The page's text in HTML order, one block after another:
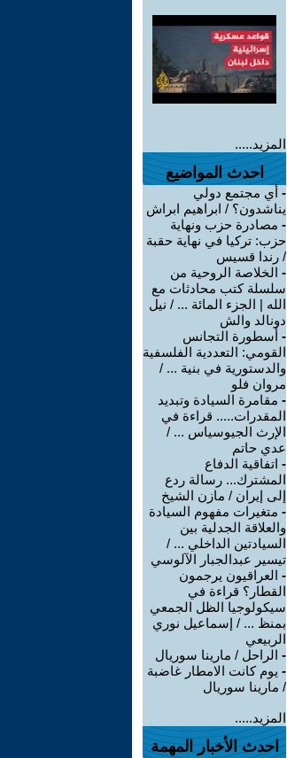
المزيد.....
احدث المواضيع
- أي مجتمع دولي
يناشدون؟ / ابراهيم ابراش
- مصادرة حزب ونهاية
حزب: تركيا في نهاية حقبة
/ رندا قسيس
- الخلاصة الروحية من
سلسلة كتب محادثات مع
الله | الجزء المائة ... / نيل
دونالد والش
- أسطورة التجانس
القومي: التعددية الفلسفية
والدستورية في بنية ... /
مروان فلو
- مقامرة السيادة وتبديد
المقدرات..... قراءة في
الإرث الجيوسياس ... /
عدي حاتم
- اتفاقية الدفاع
المشترك... رسالة ردع
إلى إيران / مازن الشيخ
- متغيرات مفهوم السيادة
والعلاقة الجدلية بين
السيادتين الداخلي ... /
تيسير عبدالجبار الآلوسي
- العراقيون يرجمون
القطار؟ قراءة في
سيكولوجيا الظل الجمعي
بمنظ ... / إسماعيل نوري
الربيعي
- الراحل / مارينا سوريال
- يوم كانت الامطار غاضبة
/ مارينا سوريال
المزيد.....
احدث الأخبار المهمة